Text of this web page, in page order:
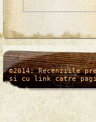
/* */
©2014: Recenziile
si cu link catre